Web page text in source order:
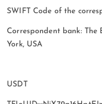
SWIFT Code of the
Correspondent bank: The
York, USA
USDT